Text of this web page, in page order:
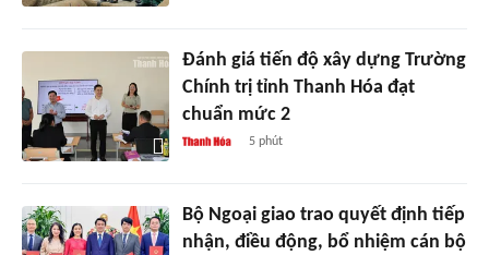
Đánh giá tiến độ xây dựng Trường
Chính trị tỉnh Thanh Hóa đạt
chuẩn mức 2
5 phút
Bộ Ngoại giao trao quyết định tiếp
nhận, điều động, bổ nhiệm cán bộ